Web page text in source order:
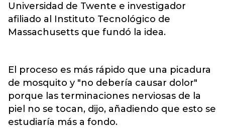
Universidad de Twente e investigador
afiliado al Instituto Tecnológico de
Massachusetts que fundó la idea.
El proceso es más rápido que una picadura
de mosquito y "no debería causar dolor"
porque las terminaciones nerviosas de la
piel no se tocan, dijo, añadiendo que esto se
estudiaría más a fondo.